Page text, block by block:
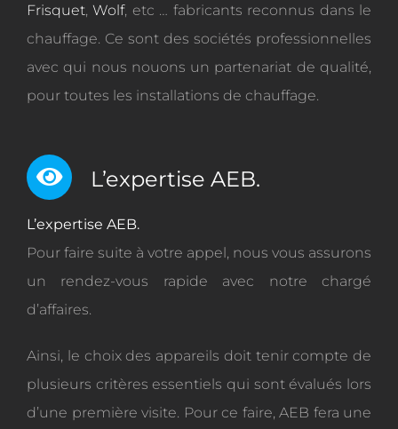
Frisquet ,Wolf, etc … fabricants reconnus dans le
chauffage. Ce sont des sociétés professionnelles
avec qui nous nouons un partenariat de qualité,
pour toutes les installations de chauffage.
L’expertise AEB.
L’expertise AEB.
Pour faire suite à votre appel, nous vous assurons
un rendez-vous rapide avec notre chargé
d’affaires.
Ainsi, le choix des appareils doit tenir compte de
plusieurs critères essentiels qui sont évalués lors
d’une première visite. Pour ce faire, AEB fera une